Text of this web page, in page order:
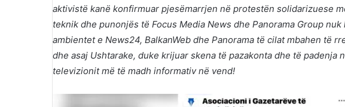
aktivistë kanë konfirmuar pjesëmarrjen në protestën solidarizuese
teknik dhe punonjës të Focus Media News dhe Panorama Group
ambientet e News24, BalkanWeb dhe Panorama të cilat mbahen të
dhe asaj Ushtarake, duke krijuar skena të pazakonta dhe të padenja
televizionit më të madh informativ në vend!